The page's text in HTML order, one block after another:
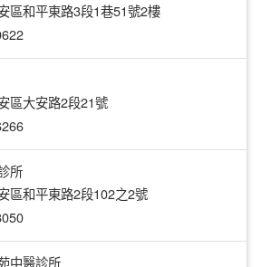
區和平東路3段1巷51號2樓
區大安路2段21號
所
區和平東路2段102之2號
中醫診所